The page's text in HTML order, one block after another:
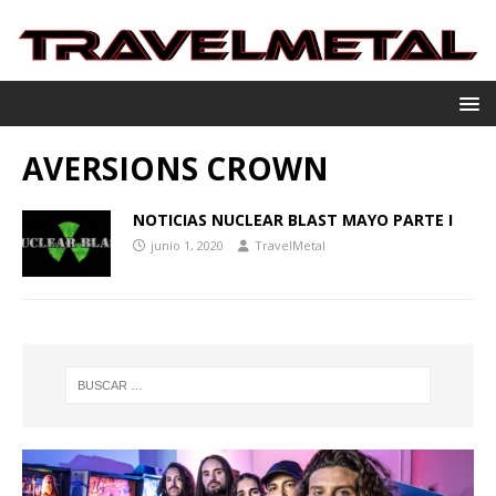
AVERSIONS CROWN
NOTICIAS NUCLEAR BLAST MAYO PARTE I
junio 1, 2020 TravelMetal